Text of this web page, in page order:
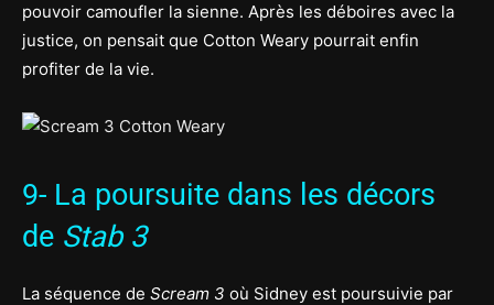
pouvoir camoufler la sienne. Après les déboires avec la
justice, on pensait que Cotton Weary pourrait enfin
profiter de la vie.
9- La poursuite dans les décors
de Stab 3
La séquence de Scream 3 où Sidney est poursuivie par